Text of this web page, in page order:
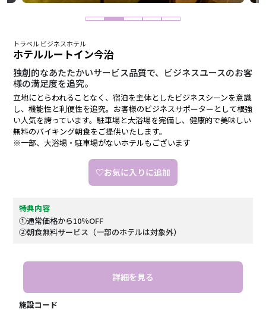
トラベル ビジネスホテル
ホテルルートイン今治
独創的なあたたかいサービス品質で、ビジネスユースのお客
様の満足度を追究。
立地にとらわれることなく、宿泊を主体としたビジネスシーンを意識
し、機能性と利便性を追究。お客様のビジネスサポーターとして根強
い人気を誇っています。駐車場と大浴場を完備し、健康的で美味しい
無料のバイキング朝食をご提供いたします。
※一部、大浴場・駐車場がないホテルもございます
♡お気に入りに追加
特典内容
①通常価格から10％OFF
②朝食無料サービス（一部のホテルは対象外）
詳細を見る
施設コード